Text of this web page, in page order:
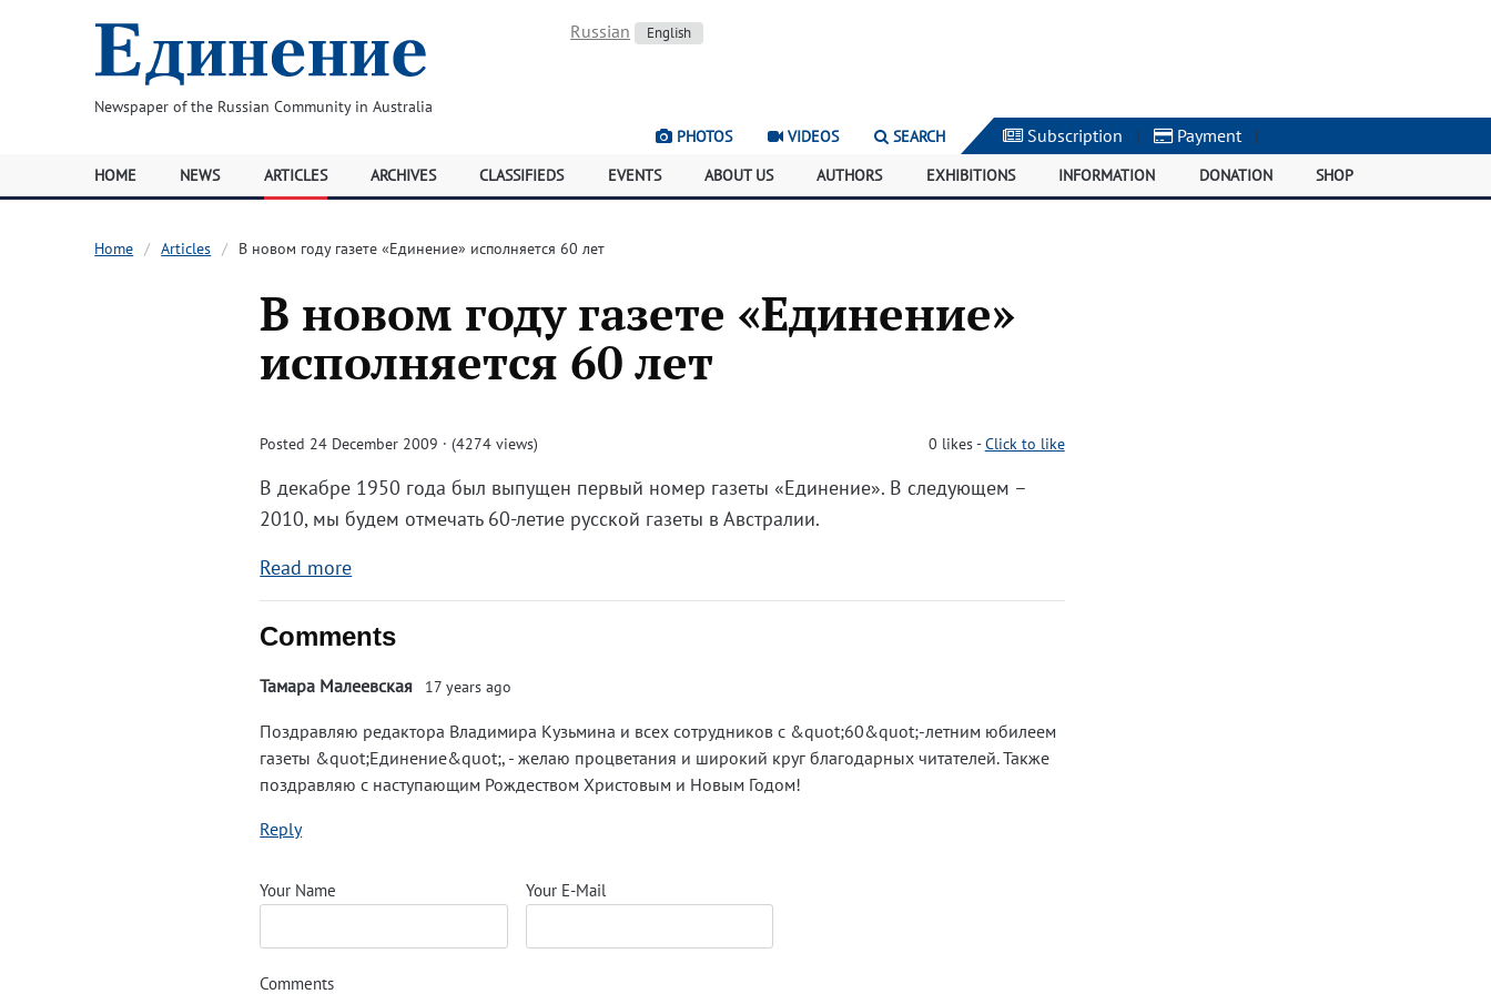
Newspaper of the Russian Community in Australia
Russian English
PHOTOS VIDEOS SEARCH Subscription | Payment |
HOME NEWS ARTICLES ARCHIVES CLASSIFIEDS EVENTS ABOUT US AUTHORS EXHIBITIONS INFORMATION DONATION SHOP
Home Articles В новом году газете «Единение» исполняется 60 лет
В новом году газете «Единение»
исполняется 60 лет
Posted 24 December 2009 · (4274 views) 0 likes-Click to like
В декабре 1950 года был выпущен первый номер газеты «Единение». В следующем –
2010, мы будем отмечать 60-летие русской газеты в Австралии.
Read more
Comments
Тамара Малеевская 17 years ago
Поздравляю редактора Владимира Кузьмина и всех сотрудников с &quot;60&quot;-летним юбилеем
газеты &quot;Единение&quot;, - желаю процветания и широкий круг благодарных читателей. Также
поздравляю с наступающим Рождеством Христовым и Новым Годом!
Reply
Your Name Your E-Mail
Comments